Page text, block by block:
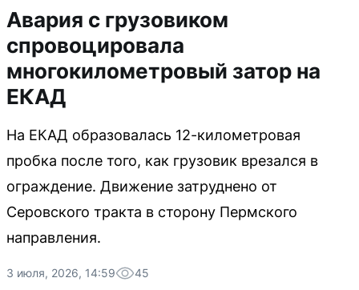
Авария с грузовиком
спровоцировала
многокилометровый затор на
ЕКАД
На ЕКАД образовалась 12-километровая
пробка после того, как грузовик врезался в
ограждение. Движение затруднено от
Серовского тракта в сторону Пермского
направления.
3 июля, 2026, 14:59 45